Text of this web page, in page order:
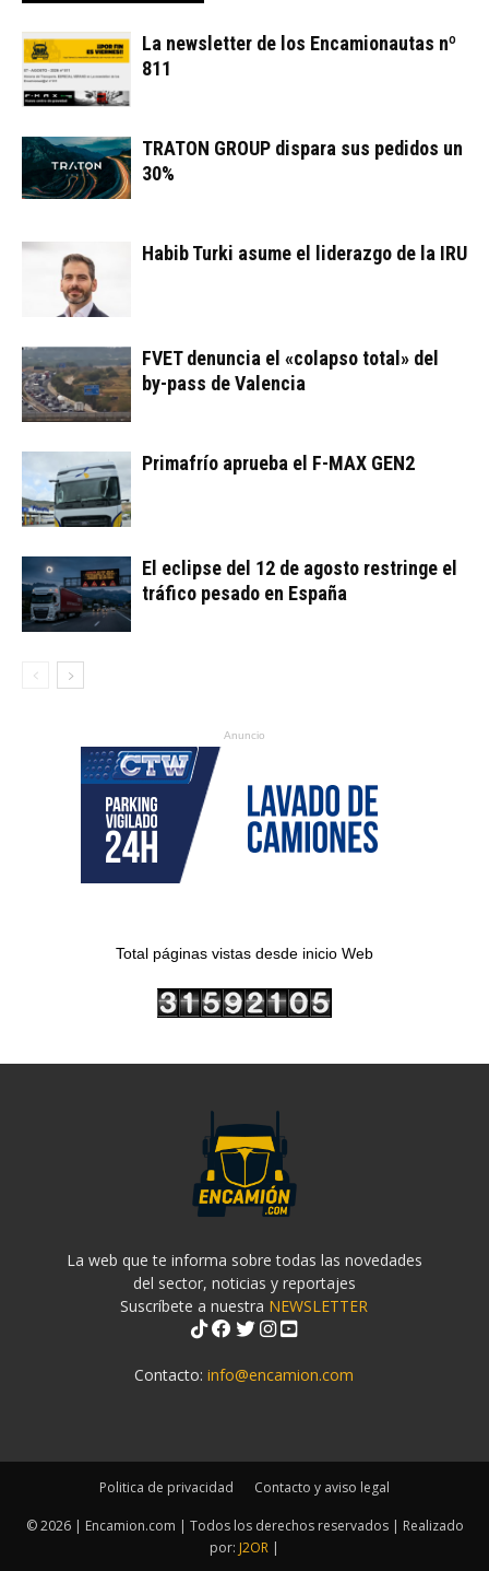
La newsletter de los Encamionautas nº
811
TRATON GROUP dispara sus pedidos un
30%
Habib Turki asume el liderazgo de la IRU
FVET denuncia el «colapso total» del
by-pass de Valencia
Primafrío aprueba el F-MAX GEN2
El eclipse del 12 de agosto restringe el
tráfico pesado en España
Anuncio
Total páginas vistas desde inicio Web
La web que te informa sobre todas las novedades
del sector, noticias y reportajes
Suscríbete a nuestra NEWSLETTER
Contacto:info@encamion.com
Politica de privacidad Contacto y aviso legal
© 2026 | Encamion.com | Todos los derechos reservados | Realizado
por: J2OR |